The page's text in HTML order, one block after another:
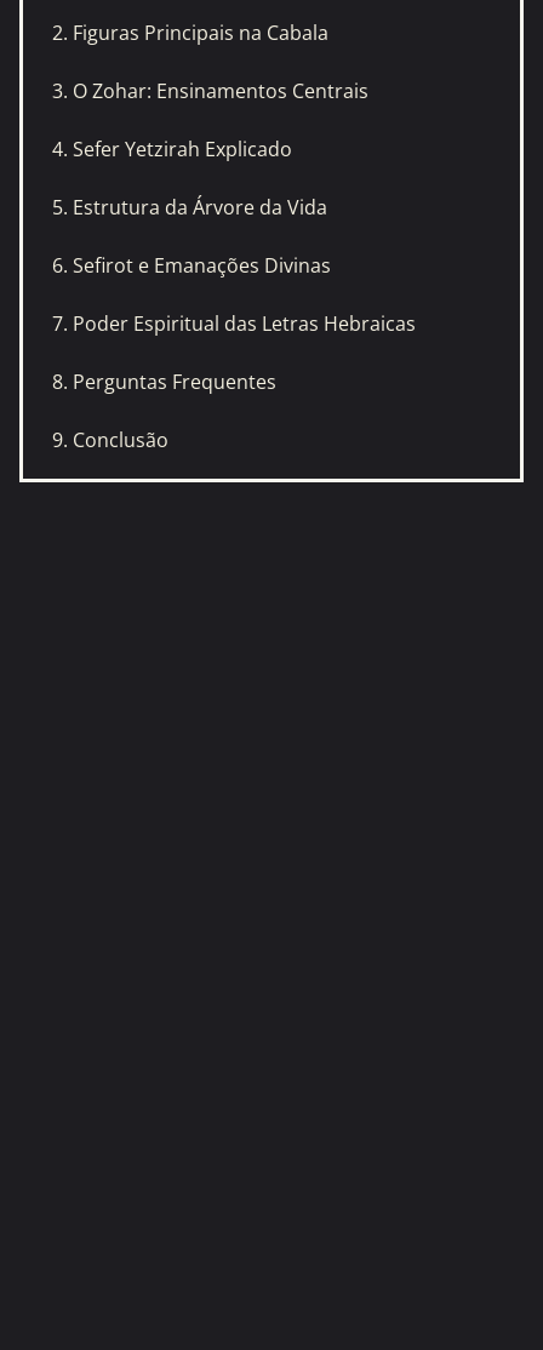
2. Figuras Principais na Cabala
3. O Zohar: Ensinamentos Centrais
4. Sefer Yetzirah Explicado
5. Estrutura da Árvore da Vida
6. Sefirot e Emanações Divinas
7. Poder Espiritual das Letras Hebraicas
8. Perguntas Frequentes
9. Conclusão